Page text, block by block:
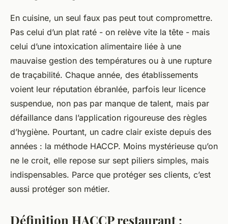
En cuisine, un seul faux pas peut tout compromettre.
Pas celui d’un plat raté - on relève vite la tête - mais
celui d’une intoxication alimentaire liée à une
mauvaise gestion des températures ou à une rupture
de traçabilité. Chaque année, des établissements
voient leur réputation ébranlée, parfois leur licence
suspendue, non pas par manque de talent, mais par
défaillance dans l’application rigoureuse des règles
d’hygiène. Pourtant, un cadre clair existe depuis des
années : la méthode HACCP. Moins mystérieuse qu’on
ne le croit, elle repose sur sept piliers simples, mais
indispensables. Parce que protéger ses clients, c’est
aussi protéger son métier.
Définition HACCP restaurant :